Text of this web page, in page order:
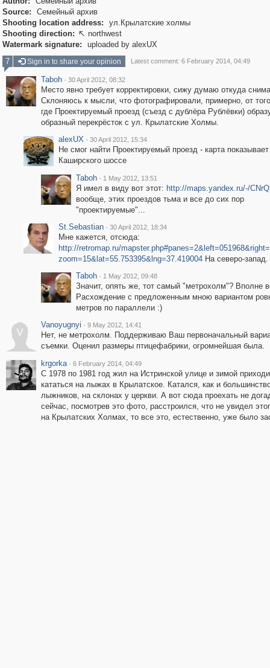
Source:
Семейный архив
Shooting location address:
ул.Крылатские холмы
Shooting direction:  northwest
Watermark signature:
uploaded by alexUX
7
Sign in to share your opinion Latest comment: 6 February 2014, 04:49
Taboh · 30 April 2012, 08:32
Место явно требует корректировки, сижу думаю откуда
Склоняюсь к мысли, что фотографировали, примерно, от
где Проектируемый проезд (съезд с дублёра Рублёвки)
образный перекрёсток с ул. Крылатские Холмы.
alexUX · 30 April 2012, 15:34
Не смог найти Проектируемый проезд - карта
Каширского шоссе
Taboh · 1 May 2012, 13:51
Я имел в виду вот этот: http://maps.yandex.ru/-/
вообще, этих проездов тьма и все до сих пор
"проектируемые"...
St.Sebastian · 30 April 2012, 18:34
Мне кажется, отсюда:
http://retromap.ru/
zoom=15&lat=55.753395&lng=37.419004На северо-запад.
Taboh · 1 May 2012, 09:48
Значит, опять же, тот самый "метрохолм"? Вполне
Расхождение с предложенным мною вариантом
метров по параллели :)
V
Vanoyugnyi · 9 May 2012, 14:41
Нет, не метрохолм. Поддерживаю Ваш первоначальный
съемки. Оценил размеры птицефабрики, огромнейшая была.
krgorka · 6 February 2014, 04:49
С 1978 по 1981 год жил на Истринской улице и зимой
кататься на лыжах в Крылатское. Катался, как и
лыжников, на склонах у церкви. А вот сюда проехать не
сейчас, посмотрев это фото, расстроился, что не увидел
на Крылатских Холмах, то все это, естественно, уже было